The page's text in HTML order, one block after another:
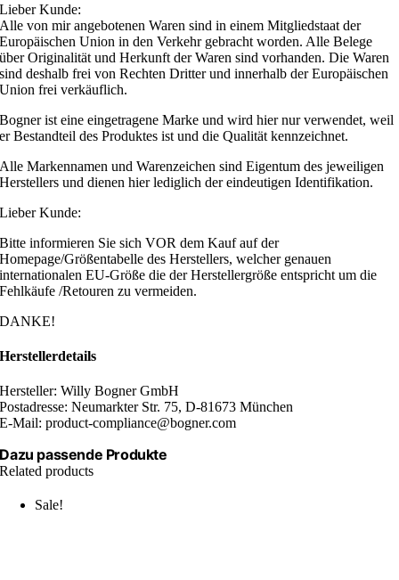
Lieber Kunde:
Alle von mir angebotenen Waren sind in einem Mitgliedstaat der
Europäischen Union in den Verkehr gebracht worden. Alle Belege
über Originalität und Herkunft der Waren sind vorhanden. Die Waren
sind deshalb frei von Rechten Dritter und innerhalb der Europäischen
Union frei verkäuflich.
Bogner ist eine eingetragene Marke und wird hier nur verwendet, weil
er Bestandteil des Produktes ist und die Qualität kennzeichnet.
Alle Markennamen und Warenzeichen sind Eigentum des jeweiligen
Herstellers und dienen hier lediglich der eindeutigen Identifikation.
Lieber Kunde:
Bitte informieren Sie sich VOR dem Kauf auf der
Homepage/Größentabelle des Herstellers, welcher genauen
internationalen EU-Größe die der Herstellergröße entspricht um die
Fehlkäufe /Retouren zu vermeiden.
DANKE!
Herstellerdetails
Hersteller: Willy Bogner GmbH
Postadresse: Neumarkter Str. 75, D-81673 München
E-Mail: product-compliance@bogner.com
Dazu passende Produkte
Related products
Sale!